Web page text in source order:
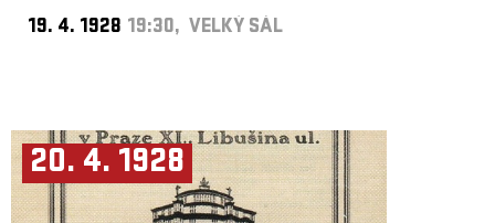
19. 4. 1928 19:30, VELKÝ SÁL
20. 4. 1928